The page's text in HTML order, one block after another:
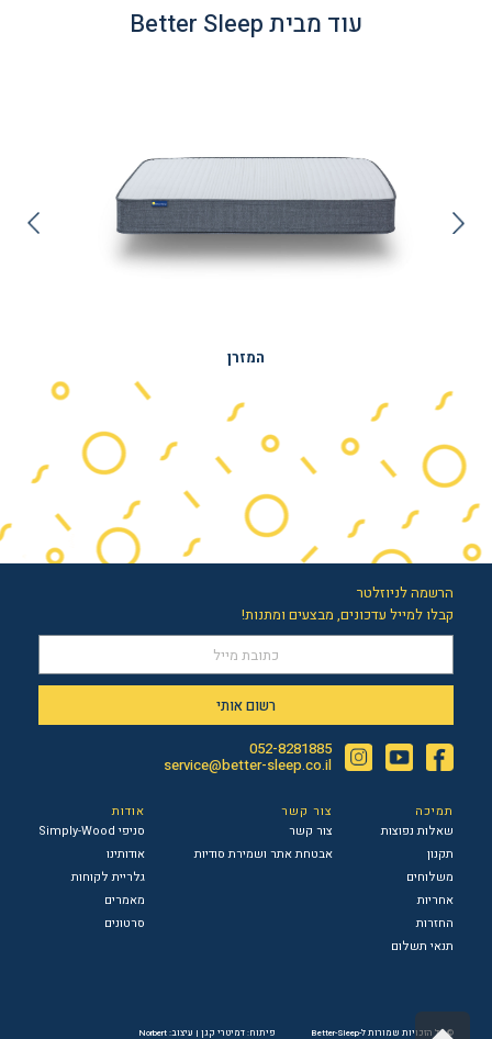
עוד מבית Better Sleep
המזרן
תמיכה
שאלות נפוצות
תקנון
משלוחים
אחריות
החזרות
תנאי תשלום
צור קשר
צור קשר
אבטחת אתר ושמירת סודיות
אודות
סניפי Simply-Wood
אודותינו
גלריית לקוחות
מאמרים
סרטונים
© כל הזכויות שמורות ל-Better-Sleep פיתוח: דמיטרי קגן | עיצוב: Norbert
הרשמה לניוזלטר
קבלו למייל עדכונים, מבצעים ומתנות!
רשום אותי
052-8281885
service@better-sleep.co.il
Facebook
YouTube
Instagram